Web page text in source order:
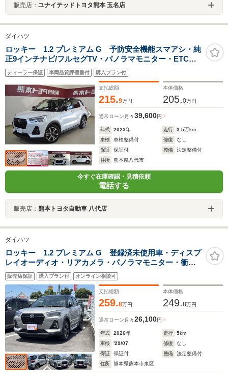
販売店： ユナイテッドトヨタ熊本 玉名店
ダイハツ
ロッキー 1.2 プレミアム G 予防安全機能スマアシ・純
正9インチナビ/フルセグTV・パノラマモニター・ETC・
純正ドラレコ・前席シートヒーター・コーナーセンサー
(フロント・リア)・LEDフロントフォグランプ・ワンオー
ナー車・ロングラン保証付
ディーラー保証 車両品質評価書付 購入プラン付
支払総額
215.9万円
本体価格
205.0万円
通常ローン 月々39,600円
年式 2023年 走行 3.5万km
車検
車検整備付 修復
なし
保証
保証付 整備
法定整備付
住所
熊本県八代市
今すぐ在庫確認・見積依頼
電話する
販売店： 熊本トヨタ自動車 八代店
ダイハツ
ロッキー 1.2 プレミアム G 登録済未使用車・ディスプ
レイオーディオ・リアカメラ・パノラマモニター・衝突
防止軽減ブレーキ・スマートキー・LED・
販売店保証 購入プラン付 オンライン相談可
支払総額
259.8万円
本体価格
249.8万円
通常ローン 月々26,100円
年式 2026年 走行 5km
車検
'29/07 修復
なし
保証
保証付 整備
法定整備付
住所
熊本県熊本市東区